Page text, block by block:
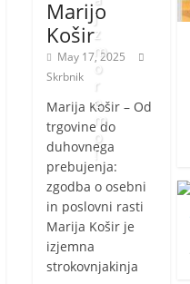
Marijo
Košir
May 17, 2025
Skrbnik
Marija Košir – Od
trgovine do
duhovnega
prebujenja:
zgodba o osebni
in poslovni rasti
Marija Košir je
izjemna
strokovnjakinja
j
z
m
o
r
e
m
o
!
J
a
n
a